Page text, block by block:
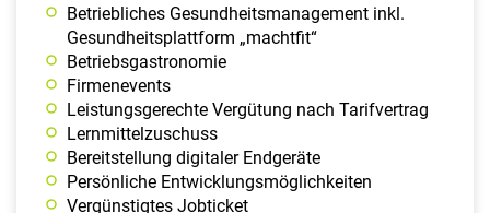
Betriebliches Gesundheitsmanagement inkl.
Gesundheitsplattform „machtfit“
Betriebsgastronomie
Firmenevents
Leistungsgerechte Vergütung nach Tarifvertrag
Lernmittelzuschuss
Bereitstellung digitaler Endgeräte
Persönliche Entwicklungsmöglichkeiten
Vergünstigtes Jobticket